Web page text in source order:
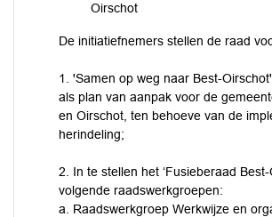
Oirschot
De initiatiefnemers stellen de raad
1. 'Samen op weg naar Best-
als plan van aanpak voor de
en Oirschot, ten behoeve van de
herindeling;
2. In te stellen het ‘Fusieberaad Best-
volgende raadswerkgroepen:
a. Raadswerkgroep Werkwijze en